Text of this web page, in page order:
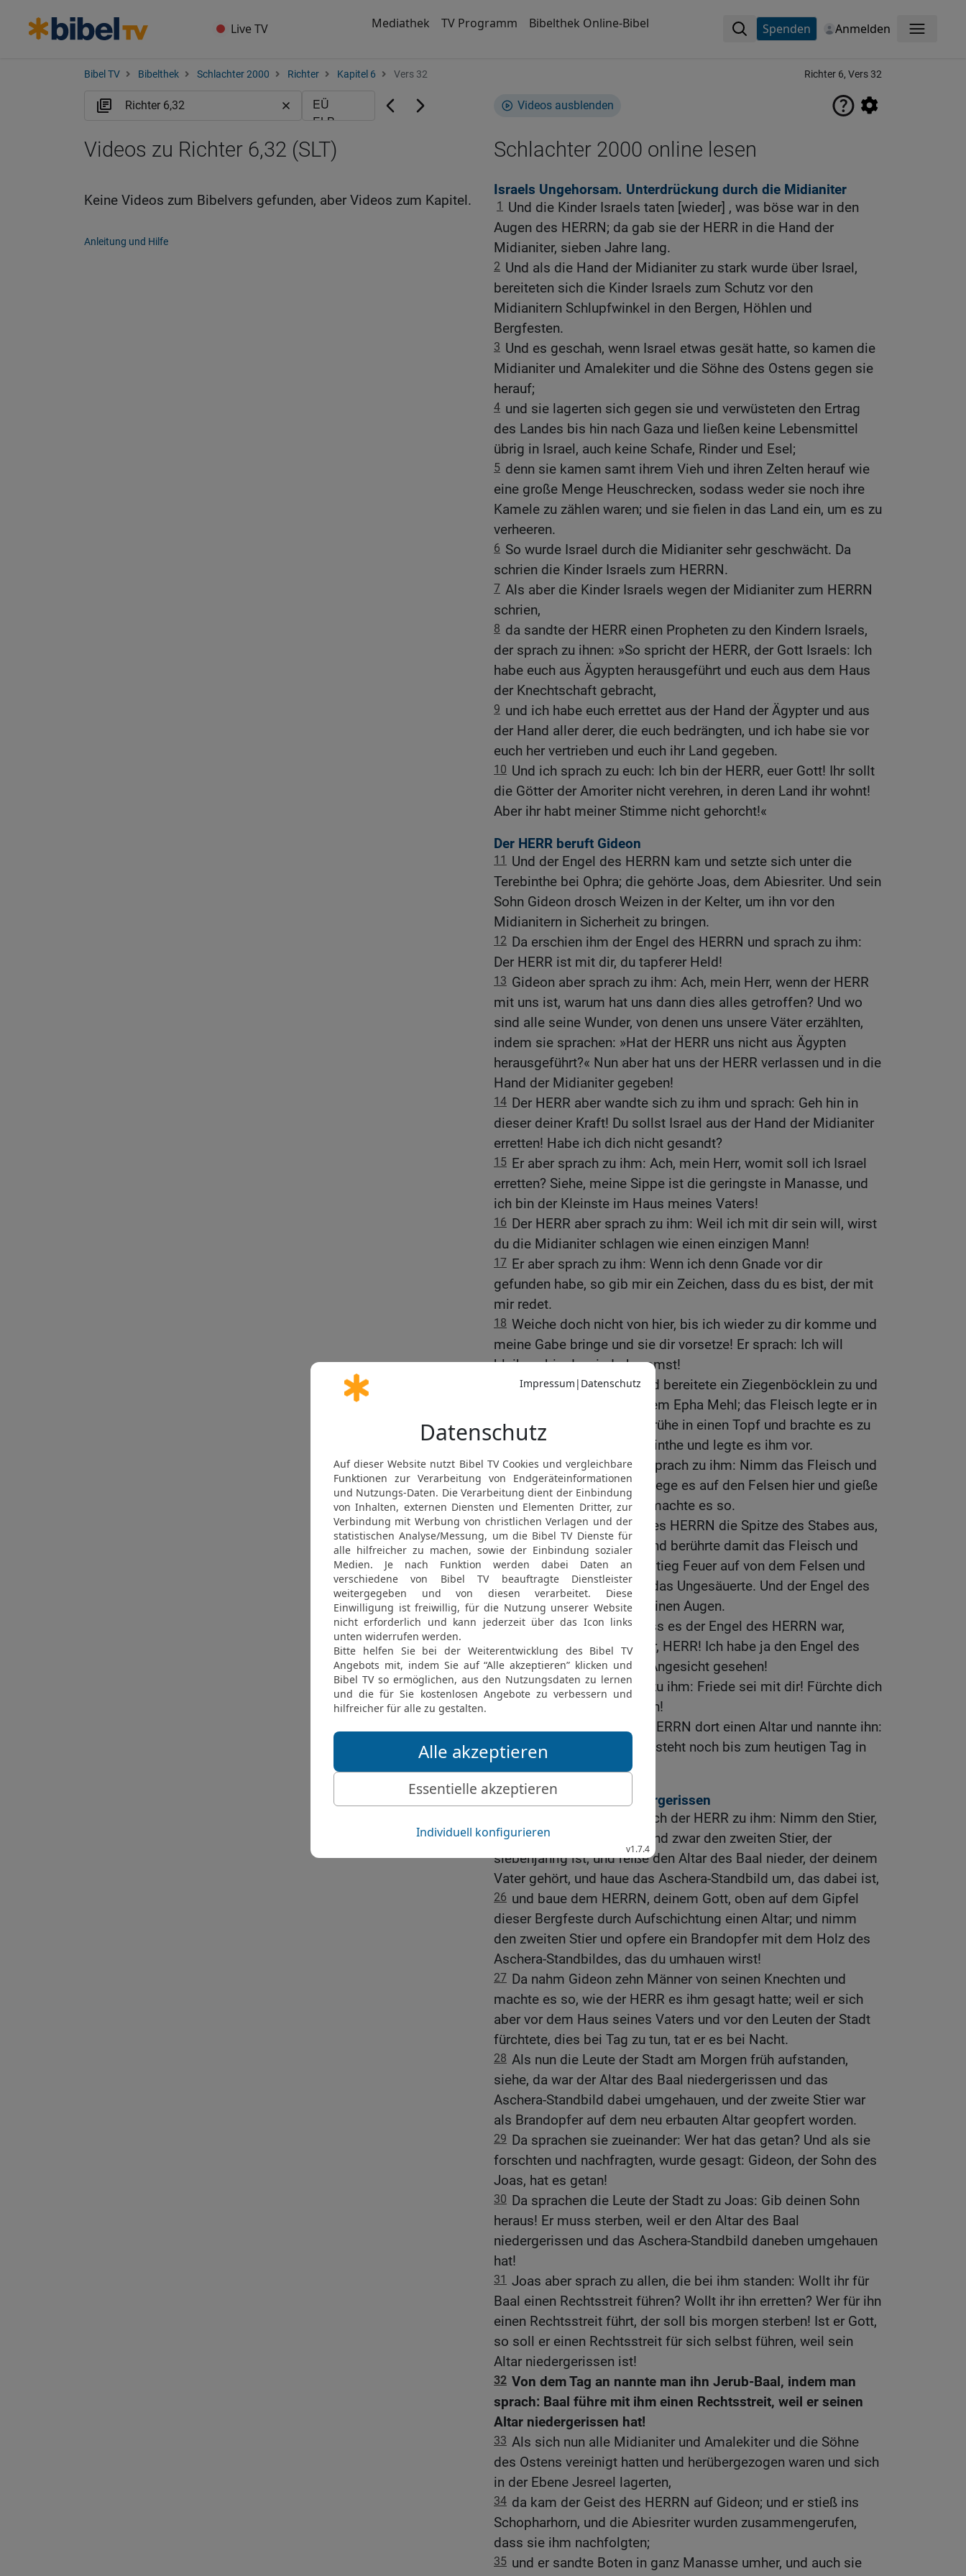
Live TV Mediathek TV Programm Bibelthek Online-Bibel Spenden Anmelden Menü
Bibel TV Bibelthek Schlachter 2000 Richter Kapitel 6 Vers 32 Richter 6, Vers 32
Videos ausblenden
Schlachter 2000 online lesen
Israels Ungehorsam. Unterdrückung durch die Midianiter
1
Und die Kinder Israels taten [wieder] , was böse war in den
Augen des HERRN; da gab sie der HERR in die Hand der
Midianiter, sieben Jahre lang.
2 Und als die Hand der Midianiter zu stark wurde über Israel,
bereiteten sich die Kinder Israels zum Schutz vor den
Midianitern Schlupfwinkel in den Bergen, Höhlen und
Bergfesten.
3 Und es geschah, wenn Israel etwas gesät hatte, so kamen die
Midianiter und Amalekiter und die Söhne des Ostens gegen sie
herauf;
4 und sie lagerten sich gegen sie und verwüsteten den Ertrag
des Landes bis hin nach Gaza und ließen keine Lebensmittel
übrig in Israel, auch keine Schafe, Rinder und Esel;
5 denn sie kamen samt ihrem Vieh und ihren Zelten herauf wie
eine große Menge Heuschrecken, sodass weder sie noch ihre
Kamele zu zählen waren; und sie fielen in das Land ein, um es zu
verheeren.
6 So wurde Israel durch die Midianiter sehr geschwächt. Da
schrien die Kinder Israels zum HERRN.
7 Als aber die Kinder Israels wegen der Midianiter zum HERRN
schrien,
8 da sandte der HERR einen Propheten zu den Kindern Israels,
der sprach zu ihnen: »So spricht der HERR, der Gott Israels: Ich
habe euch aus Ägypten herausgeführt und euch aus dem Haus
der Knechtschaft gebracht,
9 und ich habe euch errettet aus der Hand der Ägypter und aus
der Hand aller derer, die euch bedrängten, und ich habe sie vor
euch her vertrieben und euch ihr Land gegeben.
10 Und ich sprach zu euch: Ich bin der HERR, euer Gott! Ihr sollt
die Götter der Amoriter nicht verehren, in deren Land ihr wohnt!
Aber ihr habt meiner Stimme nicht gehorcht!«
Der HERR beruft Gideon
11
Und der Engel des HERRN kam und setzte sich unter die
Terebinthe bei Ophra; die gehörte Joas, dem Abiesriter. Und sein
Sohn Gideon drosch Weizen in der Kelter, um ihn vor den
Midianitern in Sicherheit zu bringen.
12 Da erschien ihm der Engel des HERRN und sprach zu ihm:
Der HERR ist mit dir, du tapferer Held!
13 Gideon aber sprach zu ihm: Ach, mein Herr, wenn der HERR
mit uns ist, warum hat uns dann dies alles getroffen? Und wo
sind alle seine Wunder, von denen uns unsere Väter erzählten,
indem sie sprachen: »Hat der HERR uns nicht aus Ägypten
herausgeführt?« Nun aber hat uns der HERR verlassen und in die
Hand der Midianiter gegeben!
14 Der HERR aber wandte sich zu ihm und sprach: Geh hin in
dieser deiner Kraft! Du sollst Israel aus der Hand der Midianiter
erretten! Habe ich dich nicht gesandt?
15 Er aber sprach zu ihm: Ach, mein Herr, womit soll ich Israel
erretten? Siehe, meine Sippe ist die geringste in Manasse, und
ich bin der Kleinste im Haus meines Vaters!
16 Der HERR aber sprach zu ihm: Weil ich mit dir sein will, wirst
du die Midianiter schlagen wie einen einzigen Mann!
17 Er aber sprach zu ihm: Wenn ich denn Gnade vor dir
gefunden habe, so gib mir ein Zeichen, dass du es bist, der mit
mir redet.
18 Weiche doch nicht von hier, bis ich wieder zu dir komme und
meine Gabe bringe und sie dir vorsetze! Er sprach: Ich will
bleiben, bis du wiederkommst!
Und Gideon ging hin und bereitete ein Ziegenböcklein zu und
ungesäuertes Brot von einem Epha Mehl; das Fleisch legte er in
einen Korb und goss die Brühe in einen Topf und brachte es zu
ihm heraus unter die Terebinthe und legte es ihm vor.
20 Aber der Engel Gottes sprach zu ihm: Nimm das Fleisch und
das ungesäuerte Brot und lege es auf den Felsen hier und gieße
die Brühe darüber! Und er machte es so.
21 Da streckte der Engel des HERRN die Spitze des Stabes aus,
den er in der Hand hatte, und berührte damit das Fleisch und
das ungesäuerte Brot. Da stieg Feuer auf von dem Felsen und
verzehrte das Fleisch und das Ungesäuerte. Und der Engel des
HERRN verschwand vor seinen Augen.
22 Als nun Gideon sah, dass es der Engel des HERRN war,
sprach er: Wehe, mein Herr, HERR! Ich habe ja den Engel des
HERRN von Angesicht zu Angesicht gesehen!
23 Aber der HERR sprach zu ihm: Friede sei mit dir! Fürchte dich
nicht, du wirst nicht sterben!
Da baute Gideon dem HERRN dort einen Altar und nannte ihn:
»Der HERR ist Friede«; der steht noch bis zum heutigen Tag in
Der Altar Baals wird niedergerissen
Und in jener Nacht sprach der HERR zu ihm: Nimm den Stier,
der deinem Vater gehört, und zwar den zweiten Stier, der
siebenjährig ist, und reiße den Altar des Baal nieder, der deinem
Vater gehört, und haue das Aschera-Standbild um, das dabei ist,
26 und baue dem HERRN, deinem Gott, oben auf dem Gipfel
dieser Bergfeste durch Aufschichtung einen Altar; und nimm
den zweiten Stier und opfere ein Brandopfer mit dem Holz des
Aschera-Standbildes, das du umhauen wirst!
27 Da nahm Gideon zehn Männer von seinen Knechten und
machte es so, wie der HERR es ihm gesagt hatte; weil er sich
aber vor dem Haus seines Vaters und vor den Leuten der Stadt
fürchtete, dies bei Tag zu tun, tat er es bei Nacht.
28 Als nun die Leute der Stadt am Morgen früh aufstanden,
siehe, da war der Altar des Baal niedergerissen und das
Aschera-Standbild dabei umgehauen, und der zweite Stier war
als Brandopfer auf dem neu erbauten Altar geopfert worden.
29 Da sprachen sie zueinander: Wer hat das getan? Und als sie
forschten und nachfragten, wurde gesagt: Gideon, der Sohn des
Joas, hat es getan!
30 Da sprachen die Leute der Stadt zu Joas: Gib deinen Sohn
heraus! Er muss sterben, weil er den Altar des Baal
niedergerissen und das Aschera-Standbild daneben umgehauen
hat!
31 Joas aber sprach zu allen, die bei ihm standen: Wollt ihr für
Baal einen Rechtsstreit führen? Wollt ihr ihn erretten? Wer für ihn
einen Rechtsstreit führt, der soll bis morgen sterben! Ist er Gott,
so soll er einen Rechtsstreit für sich selbst führen, weil sein
Altar niedergerissen ist!
32 Von dem Tag an nannte man ihn Jerub-Baal, indem man
sprach: Baal führe mit ihm einen Rechtsstreit, weil er seinen
Altar niedergerissen hat!
33 Als sich nun alle Midianiter und Amalekiter und die Söhne
des Ostens vereinigt hatten und herübergezogen waren und sich
in der Ebene Jesreel lagerten,
34 da kam der Geist des HERRN auf Gideon; und er stieß ins
Schopharhorn, und die Abiesriter wurden zusammengerufen,
dass sie ihm nachfolgten;
35 und er sandte Boten in ganz Manasse umher, und auch sie
Videos zu Richter 6,32 (SLT)
Keine Videos zum Bibelvers gefunden, aber Videos zum Kapitel.
Anleitung und Hilfe